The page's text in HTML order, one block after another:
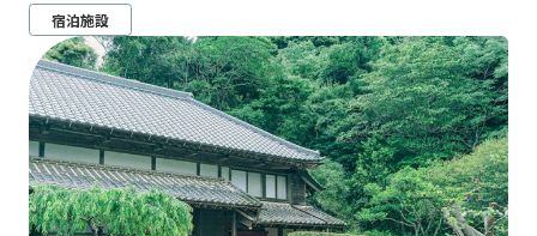
宿泊施設